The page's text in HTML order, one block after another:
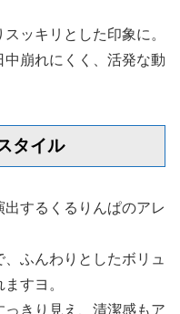
ッキリとした印象に。
崩れにくく、活発な動
タイル
するくるりんぱのアレ
ふんわりとしたボリュ
すヨ。
きり見え、清潔感もア